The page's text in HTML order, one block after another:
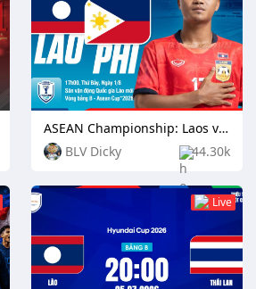
BLV Dicky 44.30k
ASEAN Championship: Laos vs Philippines
Live